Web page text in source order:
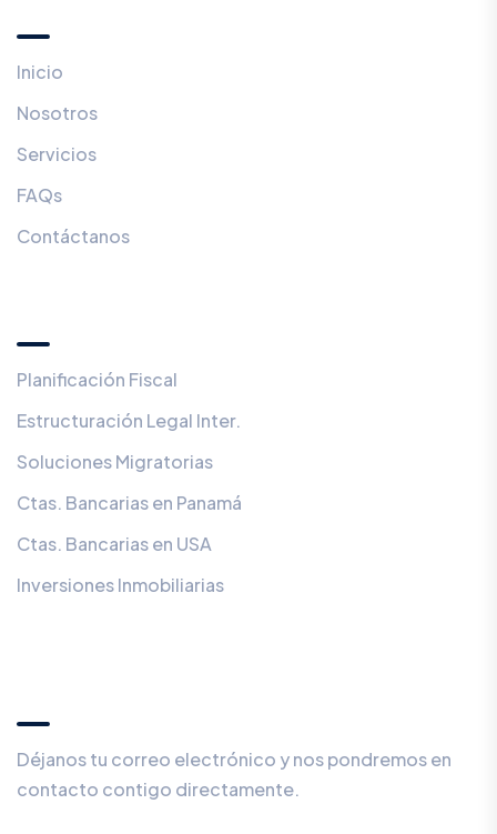
Inicio
Nosotros
Servicios
FAQs
Contáctanos
Planificación Fiscal
Estructuración Legal Inter.
Soluciones Migratorias
Ctas. Bancarias en Panamá
Ctas. Bancarias en USA
Inversiones Inmobiliarias
Déjanos tu correo electrónico y nos pondremos en
contacto contigo directamente.